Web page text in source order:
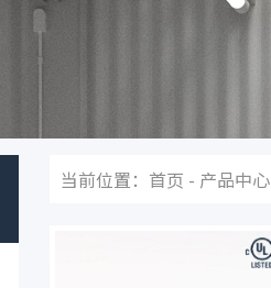
当前位置： 首页 - 产品中心